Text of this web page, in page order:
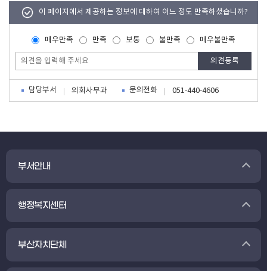
이 페이지에서 제공하는 정보에 대하여 어느 정도 만족하셨습니까?
매우만족 만족 보통 불만족 매우불만족
담당부서 의회사무과 문의전화 051-440-4606
부서안내
행정복지센터
부산자치단체